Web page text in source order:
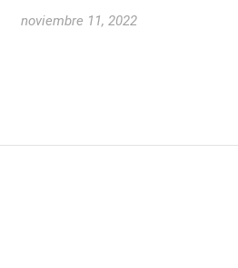
noviembre 11, 2022